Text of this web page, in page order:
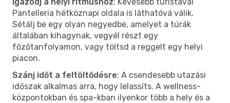
Pantelleria hétköznapi oldala is láthatóvá válik.
Sétálj be egy olyan negyedbe, amelyet a túrák
általában kihagynak, vegyél részt egy
főzőtanfolyamon, vagy töltsd a reggelt egy helyi
piacon.
Szánj időt a feltöltődésre: A csendesebb utazási
időszak alkalmas arra, hogy lelassíts. A wellness-
központokban és spa-kban ilyenkor több a hely és a